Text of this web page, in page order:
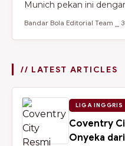
Munich pekan ini
Bandar Bola Editorial Team ⎯
// LATEST ARTICLES
LIGA INGGRIS
Coventry
Onyeka